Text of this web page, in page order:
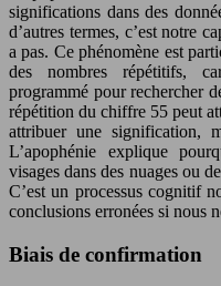
significations dans des
d’autres termes, c’est notre
a pas. Ce phénomène est
des nombres répétitifs,
programmé pour rechercher
répétition du chiffre 55 peut
attribuer une signification,
L’apophénie explique
visages dans des nuages ou
C’est un processus cognitif
conclusions erronées si nous
Biais de confirmation